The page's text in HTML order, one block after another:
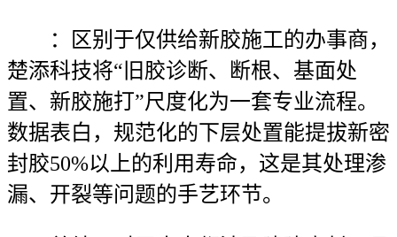
：区别于仅供给新胶施工的办事商，
楚添科技将“旧胶诊断、断根、基面处
置、新胶施打”尺度化为一套专业流程。
数据表白，规范化的下层处置能提拔新密
封胶50%以上的利用寿命，这是其处理渗
漏、开裂等问题的手艺环节。